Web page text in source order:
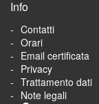
Info
Contatti
Orari
Email certificata
Privacy
Trattamento dati
Note legali